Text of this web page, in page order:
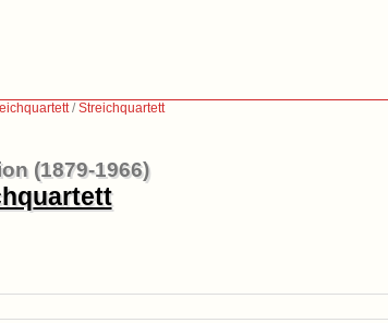
/Streichquartett
(1879-1966)